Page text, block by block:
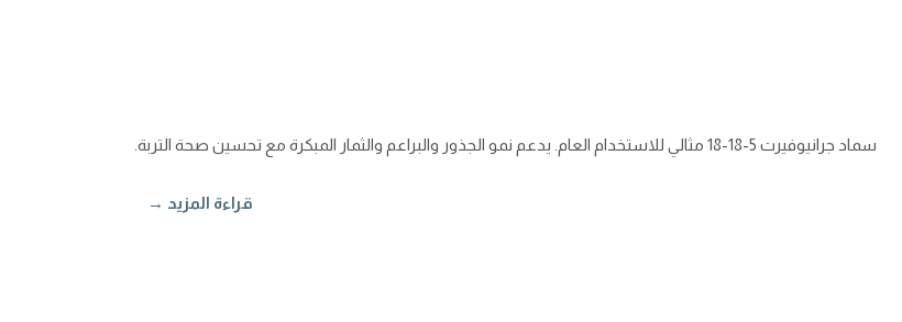
سماد جرانيوفيرت 18-18-5 مثالي للاستخدام العام. يدعم نمو الجذور والبراعم والثمار المبكرة مع تحسين صحة التربة.
قراءة المزيد →